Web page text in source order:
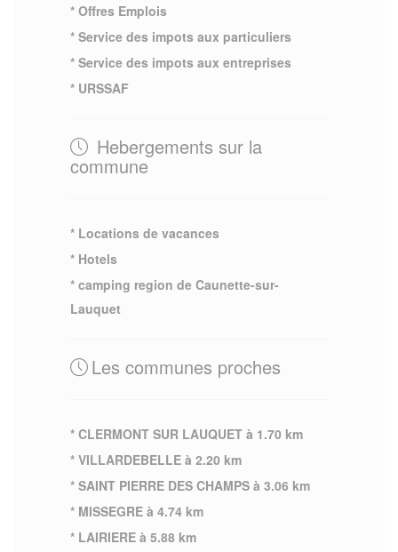
* Offres Emplois
* Service des impots aux particuliers
* Service des impots aux entreprises
* URSSAF
Hebergements sur la
commune
* Locations de vacances
* Hotels
* camping region de Caunette-sur-
Lauquet
Les communes proches
* CLERMONT SUR LAUQUET à 1.70 km
* VILLARDEBELLE à 2.20 km
* SAINT PIERRE DES CHAMPS à 3.06 km
* MISSEGRE à 4.74 km
* LAIRIERE à 5.88 km